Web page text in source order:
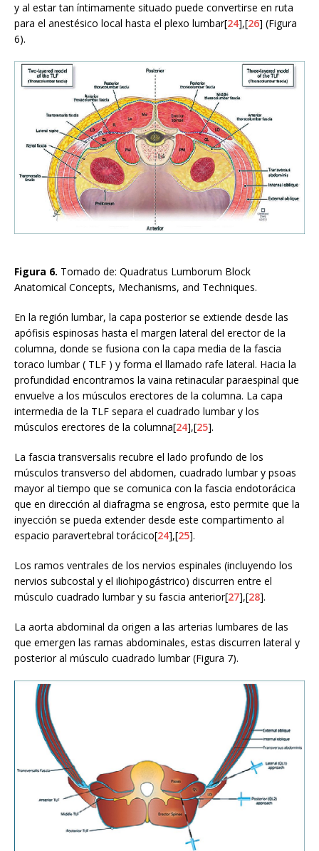
y al estar tan íntimamente situado puede convertirse en ruta
para el anestésico local hasta el plexo lumbar[24],[26] (Figura
6).
Figura 6. Tomado de: Quadratus Lumborum Block
Anatomical Concepts, Mechanisms, and Techniques.
En la región lumbar, la capa posterior se extiende desde las
apófisis espinosas hasta el margen lateral del erector de la
columna, donde se fusiona con la capa media de la fascia
toraco lumbar ( TLF ) y forma el llamado rafe lateral. Hacia la
profundidad encontramos la vaina retinacular paraespinal que
envuelve a los músculos erectores de la columna. La capa
intermedia de la TLF separa el cuadrado lumbar y los
músculos erectores de la columna[24],[25].
La fascia transversalis recubre el lado profundo de los
músculos transverso del abdomen, cuadrado lumbar y psoas
mayor al tiempo que se comunica con la fascia endotorácica
que en dirección al diafragma se engrosa, esto permite que la
inyección se pueda extender desde este compartimento al
espacio paravertebral torácico[24],[25].
Los ramos ventrales de los nervios espinales (incluyendo los
nervios subcostal y el iliohipogástrico) discurren entre el
músculo cuadrado lumbar y su fascia anterior[27],[28].
La aorta abdominal da origen a las arterias lumbares de las
que emergen las ramas abdominales, estas discurren lateral y
posterior al músculo cuadrado lumbar (Figura 7).